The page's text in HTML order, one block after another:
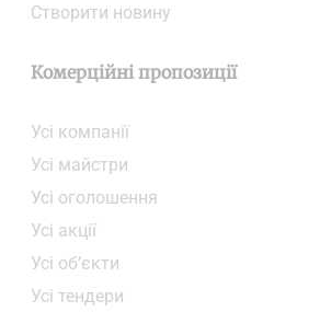
Створити новину
Комерційні пропозиції
Усі компанії
Усі майстри
Усі оголошення
Усі акції
Усі об’єкти
Усі тендери